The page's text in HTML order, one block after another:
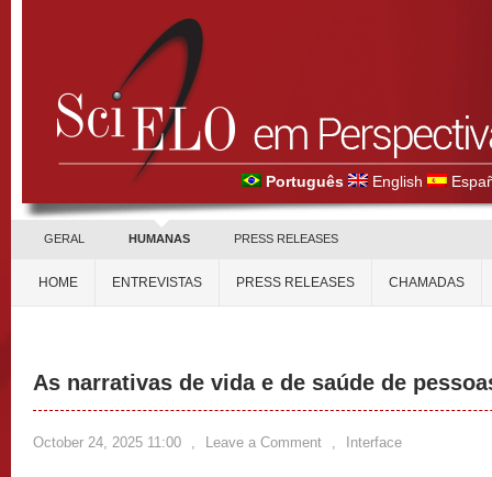
Português English
GERAL HUMANAS PRESS RELEASES
HOME ENTREVISTAS PRESS RELEASES CHAMADAS
As narrativas de vida e de saúde de
October 24, 2025 11:00 , Leave a Comment , Interface